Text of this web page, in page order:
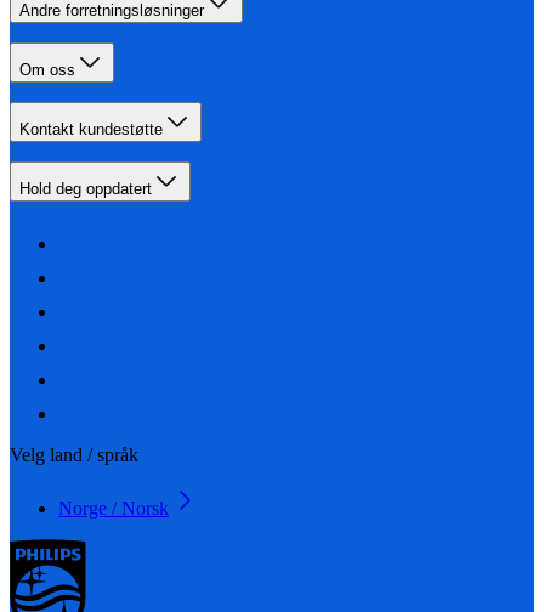
Andre forretningsløsninger
Om oss
Kontakt kundestøtte
Hold deg oppdatert
Velg land / språk
Norge / Norsk